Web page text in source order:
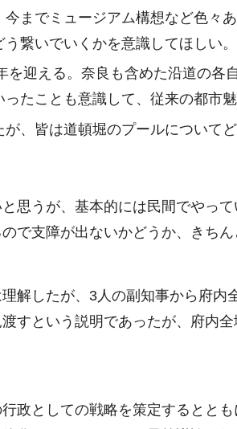
までミュージアム構想など色々
繋いでいくかを意識してほしい。
を迎える。奈良も含めた沿道の
たことも意識して、従来の都市
、皆は道頓堀のプールについてど
思うが、基本的には民間でやっ
で支障が出ないかどうか、きち
解したが、3人の副知事から府
すという説明であったが、府内
政としての戦略を策定するとと